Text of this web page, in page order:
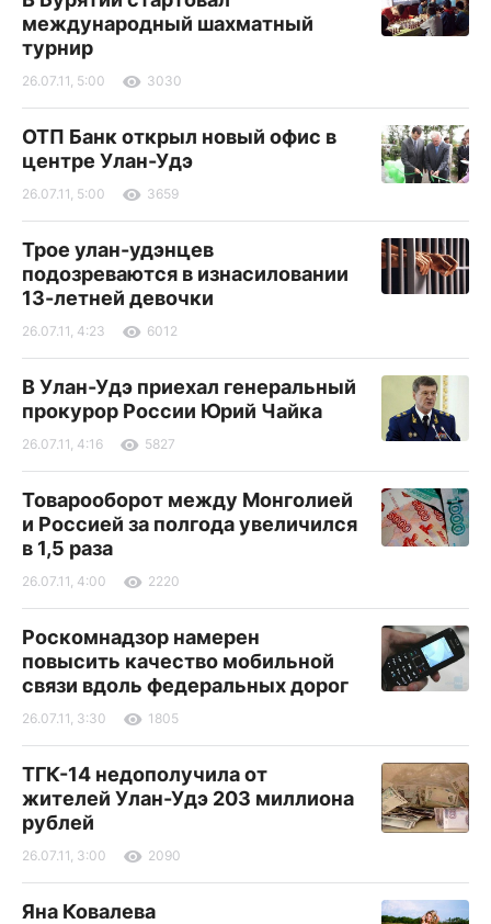
международный шахматный
турнир
26.07.11, 5:00 3030
ОТП Банк открыл новый офис в
центре Улан-Удэ
26.07.11, 5:00 3659
Трое улан-удэнцев
подозреваются в изнасиловании
13-летней девочки
26.07.11, 4:23 6012
В Улан-Удэ приехал генеральный
прокурор России Юрий Чайка
26.07.11, 4:16 5827
Товарооборот между Монголией
и Россией за полгода увеличился
в 1,5 раза
26.07.11, 4:00 2220
Роскомнадзор намерен
повысить качество мобильной
связи вдоль федеральных дорог
26.07.11, 3:30 1805
ТГК-14 недополучила от
жителей Улан-Удэ 203 миллиона
рублей
26.07.11, 3:00 2090
Яна Ковалева